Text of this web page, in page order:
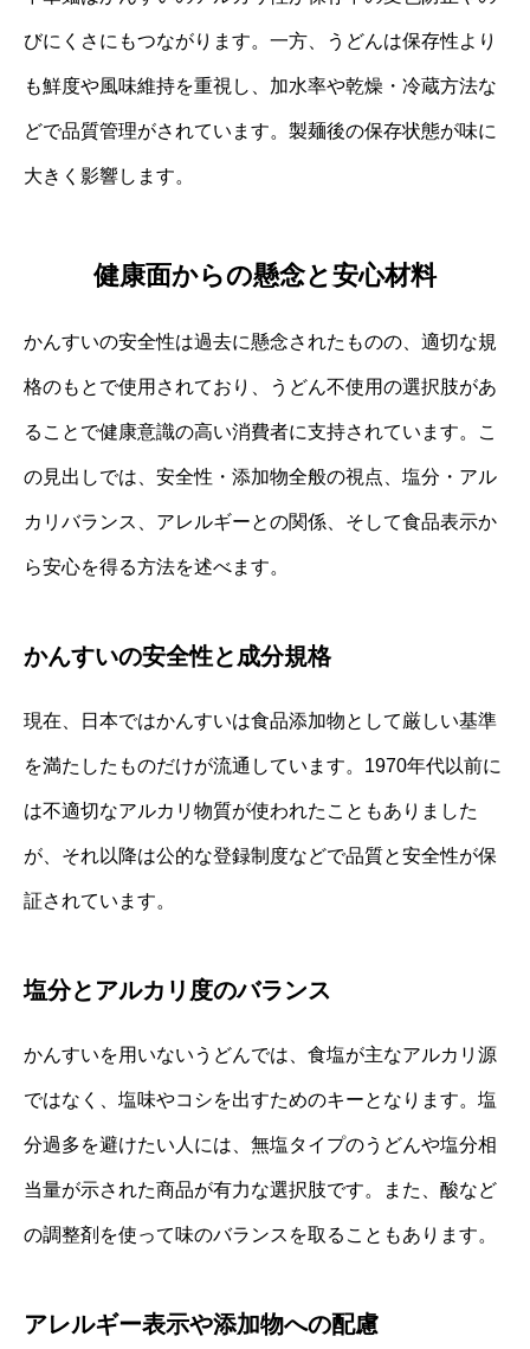
びにくさにもつながります。一方、うどんは保存性より
も鮮度や風味維持を重視し、加水率や乾燥・冷蔵方法な
どで品質管理がされています。製麺後の保存状態が味に
大きく影響します。
健康面からの懸念と安心材料
かんすいの安全性は過去に懸念されたものの、適切な規
格のもとで使用されており、うどん不使用の選択肢があ
ることで健康意識の高い消費者に支持されています。こ
の見出しでは、安全性・添加物全般の視点、塩分・アル
カリバランス、アレルギーとの関係、そして食品表示か
ら安心を得る方法を述べます。
かんすいの安全性と成分規格
現在、日本ではかんすいは食品添加物として厳しい基準
を満たしたものだけが流通しています。1970年代以前に
は不適切なアルカリ物質が使われたこともありました
が、それ以降は公的な登録制度などで品質と安全性が保
証されています。
塩分とアルカリ度のバランス
かんすいを用いないうどんでは、食塩が主なアルカリ源
ではなく、塩味やコシを出すためのキーとなります。塩
分過多を避けたい人には、無塩タイプのうどんや塩分相
当量が示された商品が有力な選択肢です。また、酸など
の調整剤を使って味のバランスを取ることもあります。
アレルギー表示や添加物への配慮